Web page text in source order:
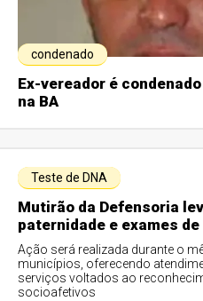
condenado
Ex-vereador é
na BA
Teste de DNA
Mutirão da Defensoria
paternidade e exames
Ação será realizada durante o
municípios, oferecendo
serviços voltados ao
socioafetivos